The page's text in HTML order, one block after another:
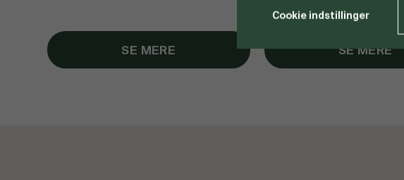
SE MERE SE MERE
Cookie indstillinger